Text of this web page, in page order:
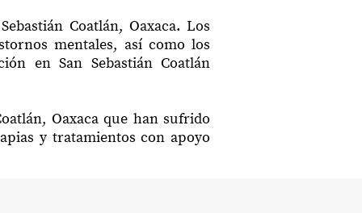
Coatlán, Oaxaca. Los
mentales, así como los
en San Sebastián Coatlán
Oaxaca que han sufrido
y tratamientos con apoyo